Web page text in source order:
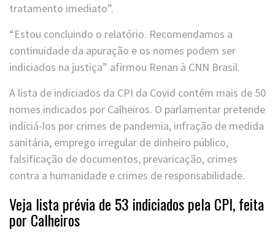
tratamento imediato”.
“Estou concluindo o relatório. Recomendamos a
continuidade da apuração e os nomes podem ser
indiciados na justiça” afirmou Renan à CNN Brasil.
A lista de indiciados da CPI da Covid contém mais de 50
nomes indicados por Calheiros. O parlamentar pretende
indiciá-los por crimes de pandemia, infração de medida
sanitária, emprego irregular de dinheiro público,
falsificação de documentos, prevaricação, crimes
contra a humanidade e crimes de responsabilidade.
Veja lista prévia de 53 indiciados pela CPI, feita
por Calheiros